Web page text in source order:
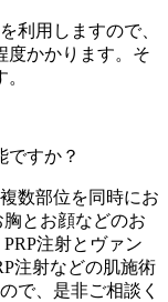
利用しますので、
度かかります。そ
ですか？
数部位を同時にお
とお顔などのお
注射とヴァン
注射などの肌施術
で、是非ご相談く